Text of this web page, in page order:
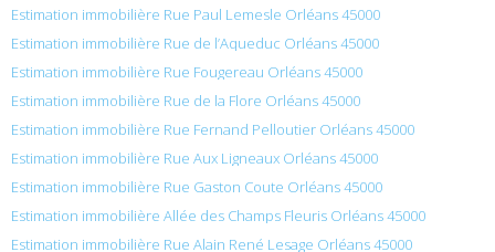
Estimation immobilière Rue Paul Lemesle Orléans 45000
Estimation immobilière Rue de l’Aqueduc Orléans 45000
Estimation immobilière Rue Fougereau Orléans 45000
Estimation immobilière Rue de la Flore Orléans 45000
Estimation immobilière Rue Fernand Pelloutier Orléans 45000
Estimation immobilière Rue Aux Ligneaux Orléans 45000
Estimation immobilière Rue Gaston Coute Orléans 45000
Estimation immobilière Allée des Champs Fleuris Orléans 45000
Estimation immobilière Rue Alain René Lesage Orléans 45000